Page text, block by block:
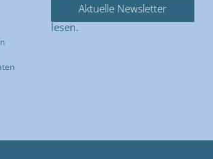
Aktuelle Newsletter
lesen.